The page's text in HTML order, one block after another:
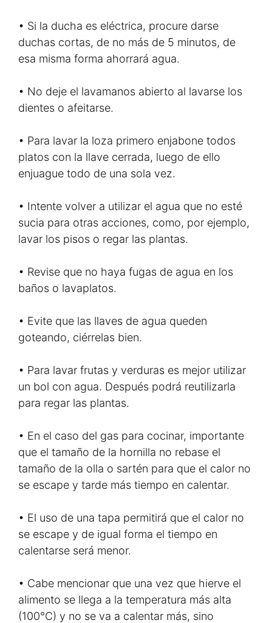
• Si la ducha es eléctrica, procure darse
duchas cortas, de no más de 5 minutos, de
esa misma forma ahorrará agua.
• No deje el lavamanos abierto al lavarse los
dientes o afeitarse.
• Para lavar la loza primero enjabone todos
platos con la llave cerrada, luego de ello
enjuague todo de una sola vez.
• Intente volver a utilizar el agua que no esté
sucia para otras acciones, como, por ejemplo,
lavar los pisos o regar las plantas.
• Revise que no haya fugas de agua en los
baños o lavaplatos.
• Evite que las llaves de agua queden
goteando, ciérrelas bien.
• Para lavar frutas y verduras es mejor utilizar
un bol con agua. Después podrá reutilizarla
para regar las plantas.
• En el caso del gas para cocinar, importante
que el tamaño de la hornilla no rebase el
tamaño de la olla o sartén para que el calor no
se escape y tarde más tiempo en calentar.
• El uso de una tapa permitirá que el calor no
se escape y de igual forma el tiempo en
calentarse será menor.
• Cabe mencionar que una vez que hierve el
alimento se llega a la temperatura más alta
(100°C) y no se va a calentar más, sino